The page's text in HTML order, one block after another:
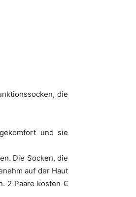
die
und sie
Die Socken, die
auf der Haut
2 Paare kosten €